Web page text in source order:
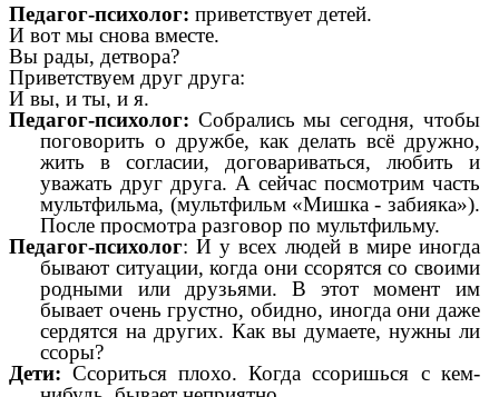
Педагог-психолог: приветствует детей.
И вот мы снова вместе.
Вы рады, детвора?
Приветствуем друг друга:
И вы, и ты, и я.
Педагог-психолог: Собрались мы сегодня, чтобы
поговорить о дружбе, как делать всё дружно,
жить в согласии, договариваться, любить и
уважать друг друга. А сейчас посмотрим часть
мультфильма, (мультфильм «Мишка - забияка»).
После просмотра разговор по мультфильму.
Педагог-психолог: И у всех людей в мире иногда
бывают ситуации, когда они ссорятся со своими
родными или друзьями. В этот момент им
бывает очень грустно, обидно, иногда они даже
сердятся на других. Как вы думаете, нужны ли
ссоры?
Дети: Ссориться плохо. Когда ссоришься с кем-